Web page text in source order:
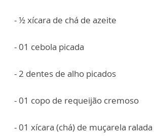
- ½ xícara de chá de azeite
- 01 cebola picada
- 2 dentes de alho picados
- 01 copo de requeijão cremoso
- 01 xícara (chá) de muçarela ralada